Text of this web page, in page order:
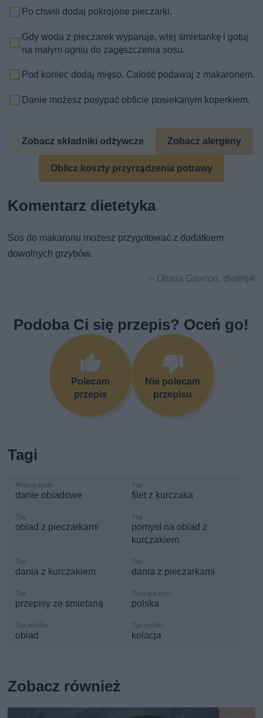
Po chwili dodaj pokrojone pieczarki.
Gdy woda z pieczarek wyparuje, wlej śmietankę i gotuj
na małym ogniu do zagęszczenia sosu.
Pod koniec dodaj mięso. Całość podawaj z makaronem.
Danie możesz posypać obficie posiekanym koperkiem.
Zobacz składniki odżywcze Zobacz alergeny
Oblicz koszty przyrządzenia potrawy
Komentarz dietetyka
Sos do makaronu możesz przygotować z dodatkiem
dowolnych grzybów.
~ Oliwia Gawron, dietetyk
Podoba Ci się przepis? Oceń go!
Polecam
przepis
Nie polecam
przepisu
Tagi
danie obiadowe filet z kurczaka
obiad z pieczarkami
pomysł na obiad z
kurczakiem
dania z kurczakiem dania z pieczarkami
przepisy ze śmietaną polska
obiad kolacja
Zobacz również